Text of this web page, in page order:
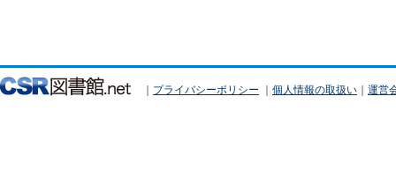
｜ プライバシーポリシー ｜ 個人情報の取扱い ｜ 運営